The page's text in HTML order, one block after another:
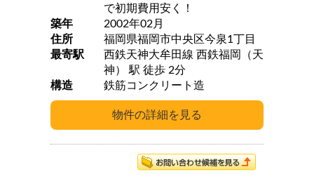
で初期費用安く！
築年
2002年02月
住所
福岡県福岡市中央区今泉1丁目
最寄駅
西鉄天神大牟田線 西鉄福岡（天
神） 駅 徒歩 2分
構造
鉄筋コンクリート造